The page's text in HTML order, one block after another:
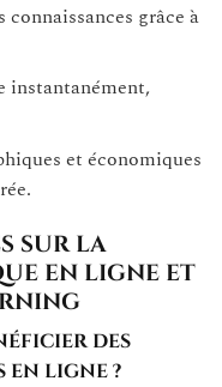
grâce à
instantanément,
et économiques
sur la
en ligne et
des
ligne ?